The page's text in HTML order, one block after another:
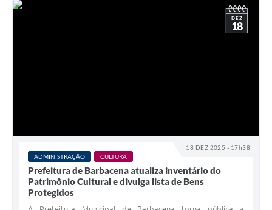
18 DEZ 2025 - 17h38
DEZ
18
ADMINISTRAÇÃO CULTURA
Prefeitura de Barbacena atualiza inventário do
Patrimônio Cultural e divulga lista de Bens
Protegidos